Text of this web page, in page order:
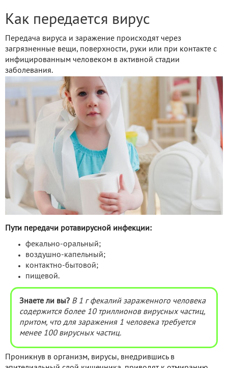
Как передается вирус
Передача вируса и заражение происходят через
загрязненные вещи, поверхности, руки или при контакте с
инфицированным человеком в активной стадии
заболевания.
Пути передачи ротавирусной инфекции:
фекально-оральный;
воздушно-капельный;
контактно-бытовой;
пищевой.
Знаете ли вы? В 1 г фекалий зараженного человека
содержится более 10 триллионов вирусных частиц,
притом, что для заражения 1 человека требуется
менее 100 вирусных частиц.
Проникнув в организм, вирусы, внедрившись в